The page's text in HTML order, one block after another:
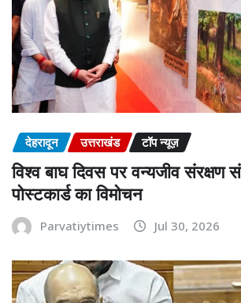
देहरादून उत्तराखंड टॉप न्यूज़
विश्व बाघ दिवस पर वन्यजीव
पोस्टकार्ड का विमोचन
Parvatiytimes Jul 30, 2026